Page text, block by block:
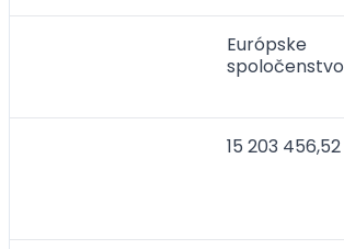
Európske
spoločenstvo
15 203 456,52